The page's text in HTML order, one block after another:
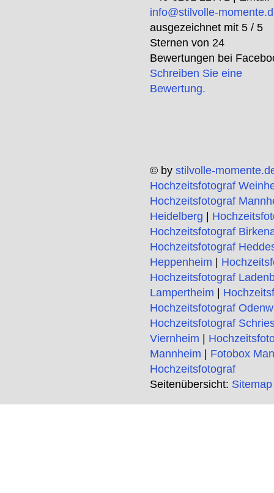
info@stilvolle-
ausgezeichnet mit 5/ 5
Sternen von 24
Bewertungen bei
Schreiben Sie eine
Bewertung.
© by stilvolle-
Hochzeitsfotograf
Hochzeitsfotograf
Heidelberg
Hochzeitsfotograf
Hochzeitsfotograf
Heppenheim
Hochzeitsfotograf
Lampertheim
Hochzeitsfotograf
Hochzeitsfotograf
Viernheim
Mannheim
Fotobox
Hochzeitsfotograf
Seitenübersicht: Sitemap